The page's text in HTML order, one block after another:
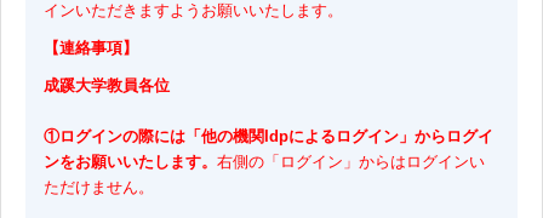
インいただきますようお願いいたします。
【連絡事項】
成蹊大学教員各位
①ログインの際には「他の機関Idpによるログイン」からログイ
ンをお願いいたします。 右側の「ログイン」からはログインい
ただけません。